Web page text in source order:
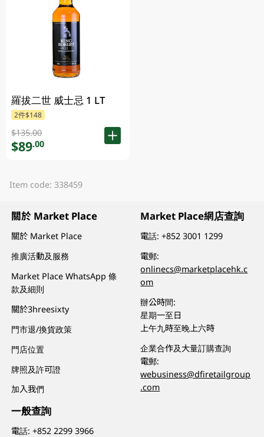
羅拔二世 威士忌 1 LT
2件$148
$135.00
$89.00
Item code: 338459
關於 Market Place
關於 Market Place
推廣活動及服務
Market Place WhatsApp 條
款及細則
關於3hreesixty
門市退/換貨政策
門店位置
牌照及許可證
加入我們
一般查詢
電話:+852 2299 3966
Market Place網店查詢
電話:+852 3001 1299
電郵:
onlinecs@marketplacehk.c
om
辦公時間:
星期一至日
上午九時至晚上六時
企業合作及大量訂購查詢
電郵:
webusiness@dfiretailgroup
.com